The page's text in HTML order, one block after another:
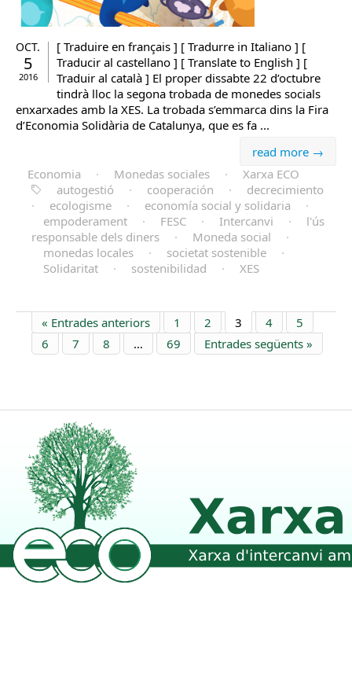
OCT.
5
2016
[ Traduire en français ] [ Tradurre in Italiano ] [
Traducir al castellano ] [ Translate to English ] [
Traduir al català ] El proper dissabte 22 d’octubre
tindrà lloc la segona trobada de monedes socials
enxarxades amb la XES. La trobada s’emmarca dins la Fira
d’Economia Solidària de Catalunya, que es fa ...
read more →
Economia
· Monedas sociales ·
Xarxa ECO
autogestió
· cooperación ·
decrecimiento
·
ecologisme · economía social y solidaria
·
empoderament
· FESC · Intercanvi ·
l'ús
responsable dels diners
· Moneda social
·
monedas locales
· societat sostenible
·
Solidaritat
· sostenibilidad · XES
« Entrades anteriors 1 2 3 4
5
6
7 8 … 69 Entrades següents »